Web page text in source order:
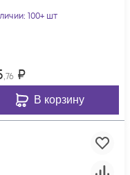
: 100+ шт
,76 ₽
В корзину